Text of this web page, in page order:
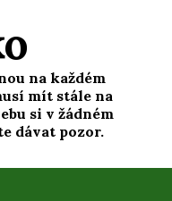
na každém
mít stále na
si v žádném
dávat pozor.